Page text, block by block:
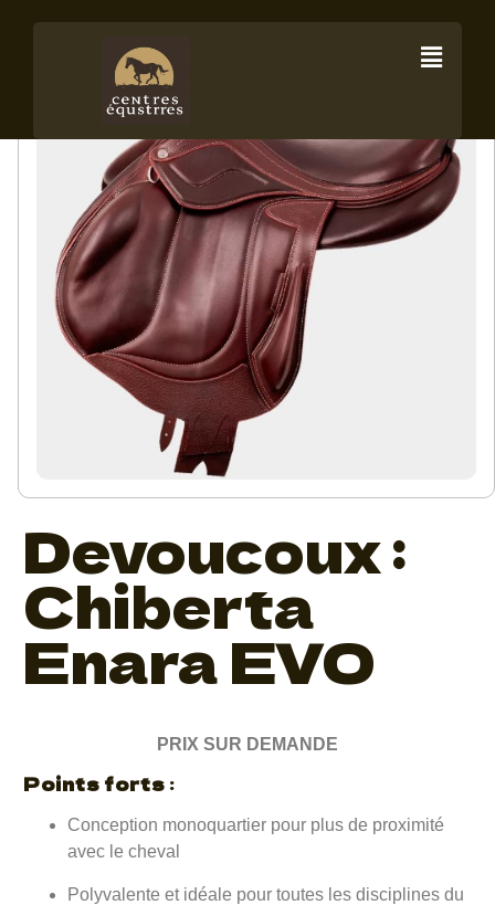
Devoucoux :
Chiberta
Enara EVO
PRIX SUR DEMANDE
Points forts :
Conception monoquartier pour plus de proximité
avec le cheval
Polyvalente et idéale pour toutes les disciplines du